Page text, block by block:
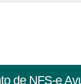
de NFS-e